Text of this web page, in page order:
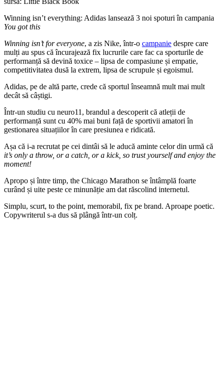
Winning isn’t everything: Adidas lansează 3 noi spoturi în campania
You got this
Winning isn’t for everyone, a zis Nike, într-o campanie despre care
mulți au spus că încurajează fix lucrurile care fac ca sporturile de
performanță să devină toxice – lipsa de compasiune și empatie,
competitivitatea dusă la extrem, lipsa de scrupule și egoismul.
Adidas, pe de altă parte, crede că sportul înseamnă mult mai mult
decât să câștigi.
Într-un studiu cu neuro11, brandul a descoperit că atleții de
performanță sunt cu 40% mai buni față de sportivii amatori în
gestionarea situațiilor în care presiunea e ridicată.
Așa că i-a recrutat pe cei dintâi să le aducă aminte celor din urmă că
it’s only a throw, or a catch, or a kick, so trust yourself and enjoy the
moment!
Apropo și între timp, the Chicago Marathon se întâmplă foarte
curând și uite peste ce minunăție am dat răscolind internetul.
Simplu, scurt, to the point, memorabil, fix pe brand. Aproape poetic.
Copywriterul s-a dus să plângă într-un colț.